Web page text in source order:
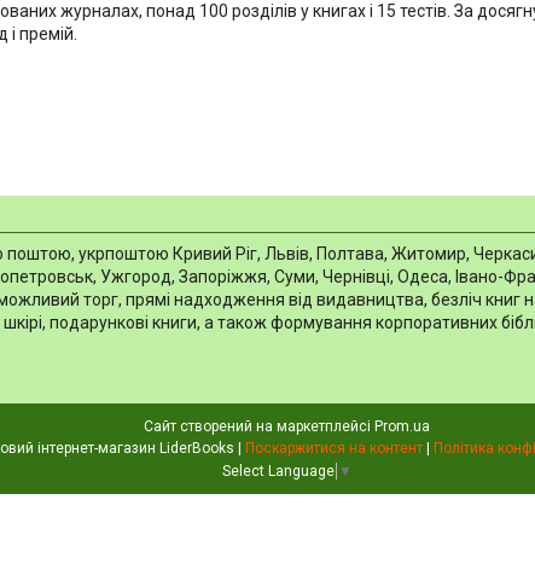
журналах, понад 100 розділів у книгах і 15 тестів. За
і премій.
укрпоштою Кривий Ріг, Львів, Полтава, Житомир, Черкаси,
Ужгород, Запоріжжя, Суми, Чернівці, Одеса, Івано-
торг, прямі надходження від видавництва, безліч
подарункові книги, а також формування корпоративних
Сайт створений на маркетплейсі Prom.ua
Поскаржитися на контент
Політика
Select Language ▼